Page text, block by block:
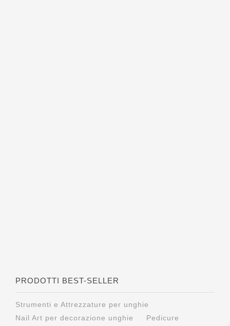
PRODOTTI BEST-SELLER
Strumenti e Attrezzature per unghie
Nail Art per decorazione unghie
Pedicure